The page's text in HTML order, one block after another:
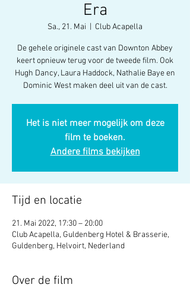
Era
Sa., 21. Mai Club Acapella
De gehele originele cast van Downton Abbey
keert opnieuw terug voor de tweede film. Ook
Hugh Dancy, Laura Haddock, Nathalie Baye en
Dominic West maken deel uit van de cast.
Het is niet meer mogelijk om deze
film te boeken.
Andere films bekijken
Tijd en locatie
21. Mai 2022, 17:30 – 20:00
Club Acapella, Guldenberg Hotel & Brasserie,
Guldenberg, Helvoirt, Nederland
Over de film